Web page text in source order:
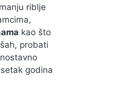
riblje
kao što
probati
godina